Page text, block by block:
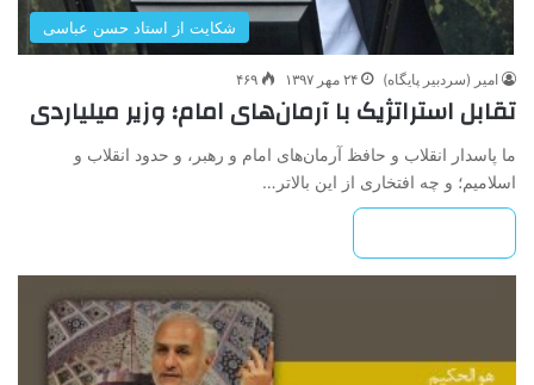
شکایت از استاد حسن عباسی
امیر (سردبیر پایگاه) ۲۴ مهر ۱۳۹۷ ۴۶۹
تقابل استراتژیک با آرمان‌های امام؛ وزیر میلیاردی
ما پاسدار انقلاب و حافظ آرمان‌های امام و رهبر، و حدود انقلاب و
اسلامیم؛ و چه افتخاری از این بالاتر…